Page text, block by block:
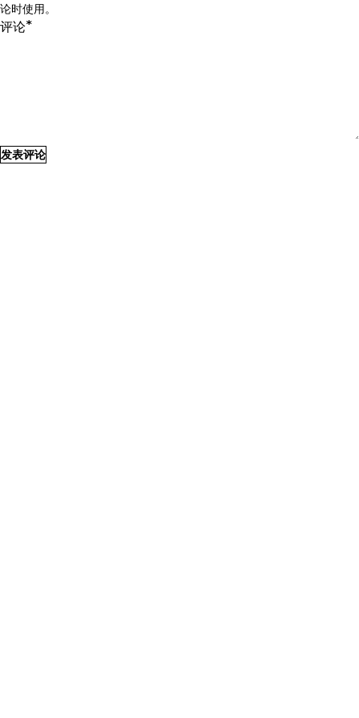
评论*
论时使用。